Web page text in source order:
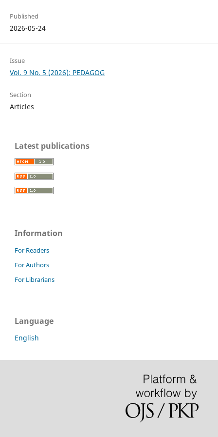
Published
2026-05-24
Issue
Vol. 9 No. 5 (2026): PEDAGOG
Section
Articles
Latest publications
Information
For Readers
For Authors
For Librarians
Language
English